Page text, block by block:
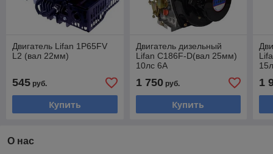
Двигатель Lifan 1P65FV
L2 (вал 22мм)
545 руб.
Купить
Двигатель дизельный
Lifan C186F-D(вал 25мм)
10лс 6А
1 750руб.
Купить
1
О нас